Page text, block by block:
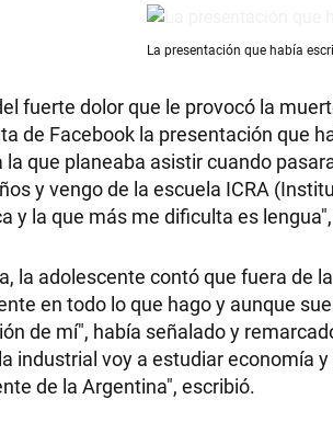
La presentación que había
fuerte dolor que le provocó la
de Facebook la presentación que
la que planeaba asistir cuando
y vengo de la escuela ICRA
y la que más me dificulta es
la adolescente contó que fuera de
en todo lo que hago y aunque
de mí", había señalado y
industrial voy a estudiar economía
de la Argentina", escribió.